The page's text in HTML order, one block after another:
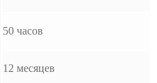
50 часов
12 месяцев